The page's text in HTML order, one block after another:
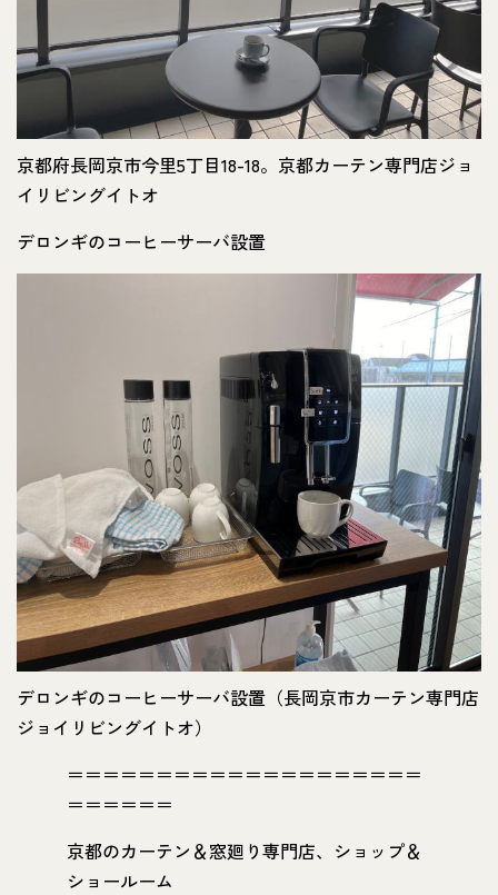
京都府長岡京市今里5丁目18-18。京都カーテン専門店ジョ
イリビングイトオ
デロンギのコーヒーサーバ設置
デロンギのコーヒーサーバ設置（長岡京市カーテン専門店
ジョイリビングイトオ）
＝＝＝＝＝＝＝＝＝＝＝＝＝＝＝＝＝＝＝＝
＝＝＝＝＝＝
京都のカーテン＆窓廻り専門店、ショップ＆
ショールーム